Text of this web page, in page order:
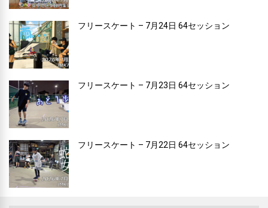
フリースケート – 7月24日 64セッション
フリースケート – 7月23日 64セッション
フリースケート – 7月22日 64セッション